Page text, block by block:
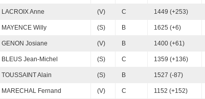
LACROIX Anne (V) C 1449 (+253)
MAYENCE Willy (S) B 1625 (+6)
GENON Josiane (V) B 1400 (+61)
BLEUS Jean-Michel (S) C 1359 (+136)
TOUSSAINT Alain (S) B 1527 (-87)
MARECHAL Fernand (V) C 1152 (+152)